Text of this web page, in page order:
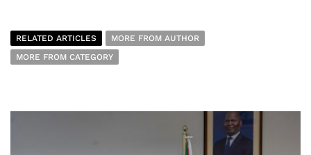
RELATED ARTICLES
MORE FROM AUTHOR
MORE FROM CATEGORY